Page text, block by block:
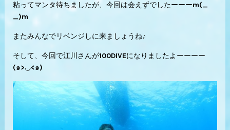
粘ってマンタ待ちましたが、今回は会えずでしたーーーm(_
_)m
またみんなでリベンジしに来ましょうね♪
そして、今回で江川さんが100DIVEになりましたよーーーー
(๑>◡<๑)